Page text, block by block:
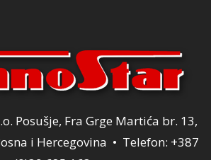
Posušje, Fra Grge Martića br. 13,
i Hercegovina • Telefon: +387